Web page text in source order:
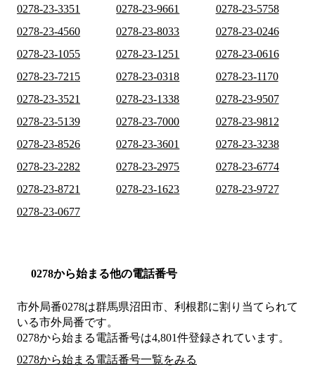
0278-23-3351
0278-23-9661
0278-23-5758
0278-23-4560
0278-23-8033
0278-23-0246
0278-23-1055
0278-23-1251
0278-23-0616
0278-23-7215
0278-23-0318
0278-23-1170
0278-23-3521
0278-23-1338
0278-23-9507
0278-23-5139
0278-23-7000
0278-23-9812
0278-23-8526
0278-23-3601
0278-23-3238
0278-23-2282
0278-23-2975
0278-23-6774
0278-23-8721
0278-23-1623
0278-23-9727
0278-23-0677
0278から始まる他の電話番号
市外局番0278は群馬県沼田市、利根郡に割り当てられて
いる市外局番です。
0278から始まる電話番号は4,801件登録されています。
0278から始まる電話番号一覧をみる